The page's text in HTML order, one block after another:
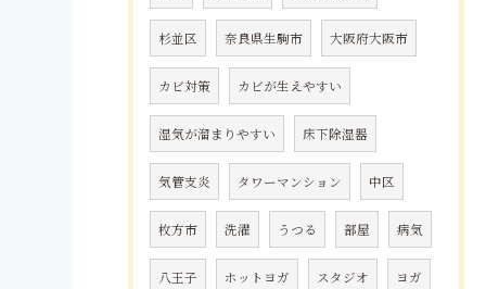
杉並区 奈良県生駒市 大阪府大阪市
カビ対策 カビが生えやすい
湿気が溜まりやすい 床下除湿器
気管支炎 タワーマンション 中区
枚方市 洗濯 うつる 部屋 病気
八王子 ホットヨガ スタジオ ヨガ